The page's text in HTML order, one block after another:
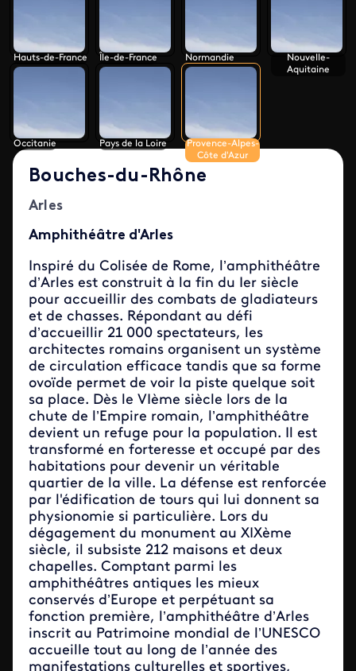
Hauts-de-France Île-de-France Normandie
Nouvelle-
Aquitaine
Occitanie Pays de la Loire
Provence-Alpes-
Côte d'Azur
Bouches-du-Rhône
Arles
Amphithéâtre d'Arles
Inspiré du Colisée de Rome, l’amphithéâtre
d’Arles est construit à la fin du Ier siècle
pour accueillir des combats de gladiateurs
et de chasses. Répondant au défi
d’accueillir 21 000 spectateurs, les
architectes romains organisent un système
de circulation efficace tandis que sa forme
ovoïde permet de voir la piste quelque soit
sa place. Dès le VIème siècle lors de la
chute de l’Empire romain, l’amphithéâtre
devient un refuge pour la population. Il est
transformé en forteresse et occupé par des
habitations pour devenir un véritable
quartier de la ville. La défense est renforcée
par l'édification de tours qui lui donnent sa
physionomie si particulière. Lors du
dégagement du monument au XIXème
siècle, il subsiste 212 maisons et deux
chapelles. Comptant parmi les
amphithéâtres antiques les mieux
conservés d’Europe et perpétuant sa
fonction première, l’amphithéâtre d’Arles
inscrit au Patrimoine mondial de l’UNESCO
accueille tout au long de l’année des
manifestations culturelles et sportives,